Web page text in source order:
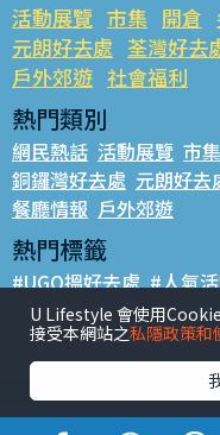
活動展覽 市集 開倉
元朗好去處 荃灣好去
戶外郊遊 社會福利
熱門類別
網民熱話 活動展覽 市集
銅鑼灣好去處 元朗好去
餐廳情報 戶外郊遊
熱門標籤
#UGO搵好去處 #人氣
#親子玩樂好去處
#UJetso禮物放送
U Lifestyle 會使用
接受本網站之私隱政策和